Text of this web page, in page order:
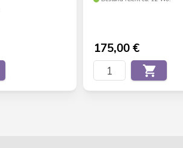
175,00€